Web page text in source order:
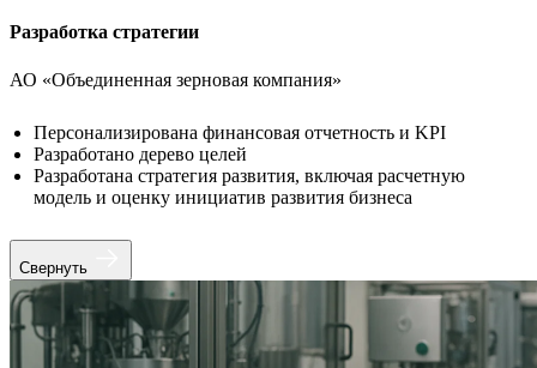
Разработка стратегии
АО «Объединенная зерновая компания»
Персонализирована финансовая отчетность и KPI
Разработано дерево целей
Разработана стратегия развития, включая расчетную
модель и оценку инициатив развития бизнеса
Свернуть